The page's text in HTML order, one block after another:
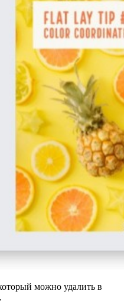
можно удалить в